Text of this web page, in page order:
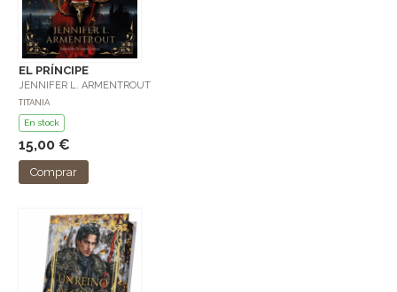
EL PRÍNCIPE
JENNIFER L. ARMENTROUT
TITANIA
En stock
15,00 €
Comprar